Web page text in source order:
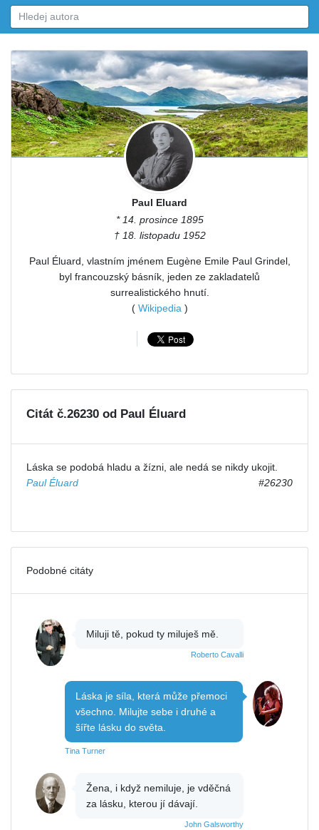
Paul Eluard
* 14. prosince 1895
† 18. listopadu 1952
Paul Éluard, vlastním jménem Eugène Emile Paul Grindel,
byl francouzský básník, jeden ze zakladatelů
surrealistického hnutí.
( Wikipedia )
Citát č.26230 od Paul Éluard
Láska se podobá hladu a žízni, ale nedá se nikdy ukojit.
Paul Éluard
#26230
Podobné citáty
Miluji tě, pokud ty miluješ mě.
Roberto Cavalli
Láska je síla, která může přemoci
všechno. Milujte sebe i druhé a
šířte lásku do světa.
Tina Turner
Žena, i když nemiluje, je vděčná
za lásku, kterou jí dávají.
John Galsworthy